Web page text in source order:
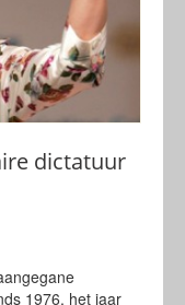
dictatuur
1976, het jaar